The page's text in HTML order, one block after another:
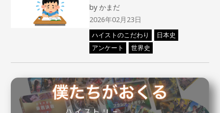
byかまだ
2026年02月23日
ハイストのこだわり
日本史
アンケート
世界史